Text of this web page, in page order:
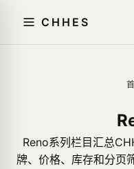
CHHES
Reno系列栏目汇总
牌、价格、库存和分页